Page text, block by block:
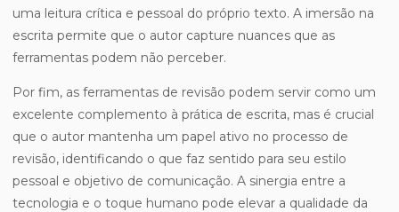
uma leitura crítica e pessoal do próprio texto. A imersão na
escrita permite que o autor capture nuances que as
ferramentas podem não perceber.
Por fim, as ferramentas de revisão podem servir como um
excelente complemento à prática de escrita, mas é crucial
que o autor mantenha um papel ativo no processo de
revisão, identificando o que faz sentido para seu estilo
pessoal e objetivo de comunicação. A sinergia entre a
tecnologia e o toque humano pode elevar a qualidade da